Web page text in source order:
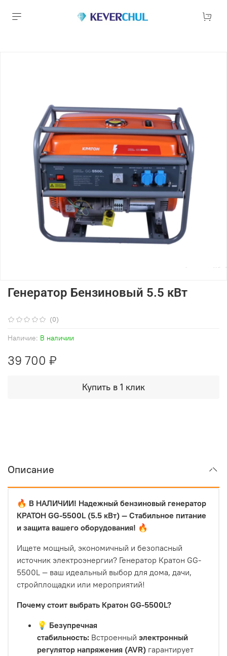
(0)
Наличие: В наличии
Генератор Бензиновый 5.5 кВт
39 700 ₽
Купить в 1 клик
Описание
🔥 В НАЛИЧИИ! Надежный бензиновый генератор
КРАТОН GG-5500L (5.5 кВт) — Стабильное питание
и защита вашего оборудования! 🔥
Ищете мощный, экономичный и безопасный
источник электроэнергии? Генератор Кратон GG-
5500L — ваш идеальный выбор для дома, дачи,
стройплощадки или мероприятий!
Почему стоит выбрать Кратон GG-5500L?
💡 Безупречная
стабильность: Встроенный электронный
регулятор напряжения (AVR) гарантирует